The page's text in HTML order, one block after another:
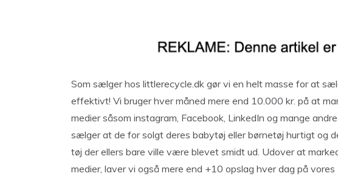
Som sælger hos littlerecycle.dk gør vi en helt masse for at
effektivt! Vi bruger hver måned mere end 10.000 kr. på at
medier såsom instagram, Facebook, LinkedIn og mange
sælger at de for solgt deres babytøj eller børnetøj hurtigt og
tøj der ellers bare ville være blevet smidt ud. Udover at
medier, laver vi også mere end +10 opslag hver dag på